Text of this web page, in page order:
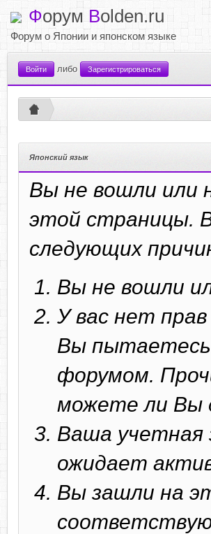
Форум Bolden.ru
Форум о Японии и японском языке
Войти либо Зарегистрироваться
Японский язык
Вы не вошли или
этой страницы.
следующих
Вы не вошли
У вас нет
Вы пытаетесь
форумом.
можете ли Вы
Ваша учетная
ожидает
Вы зашли на